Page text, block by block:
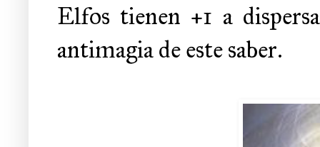
Elfos tienen +1 a
antimagia de este saber.